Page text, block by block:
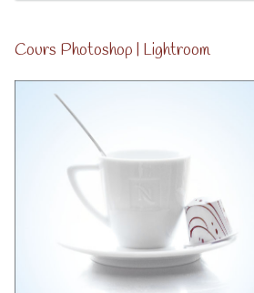
Cours Photoshop | Lightroom